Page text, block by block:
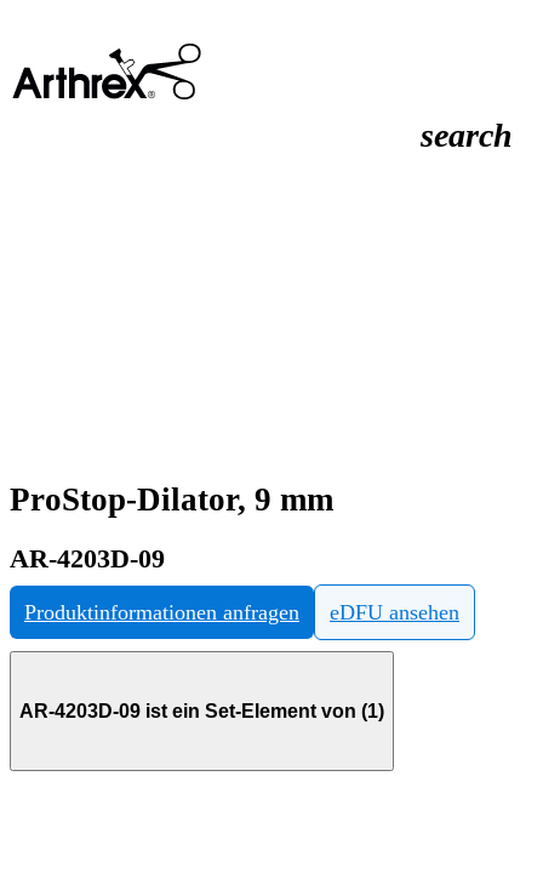
search
ProStop-Dilator, 9 mm
AR-4203D-09
Produktinformationen anfragen eDFU ansehen
AR-4203D-09 ist ein Set-Element von (1)